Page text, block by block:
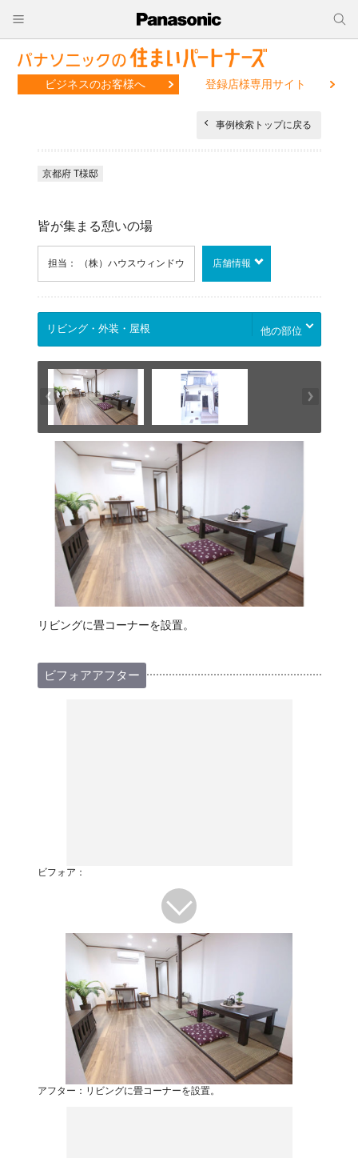
ビジネスのお客様へ 登録店様専用サイト
事例検索トップに戻る
京都府 T様邸
皆が集まる憩いの場
担当： （株）ハウスウィンドウ 店舗情報
他の部位
リビングに畳コーナーを設置。
ビフォアアフター
ビフォア：
アフター：リビングに畳コーナーを設置。